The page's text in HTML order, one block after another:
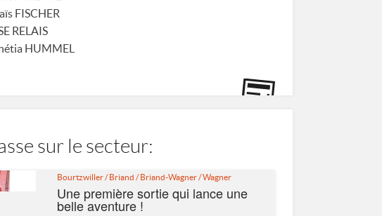
FISCHER
RELAIS
HUMMEL
sur le secteur:
Bourtzwiller/ Briand / Briand-Wagner/Wagner
Une première sortie qui lance une
belle aventure !